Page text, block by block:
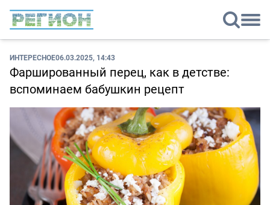
ИНТЕРЕСНОЕ06.03.2025, 14:43
Фаршированный перец, как в детстве:
вспоминаем бабушкин рецепт